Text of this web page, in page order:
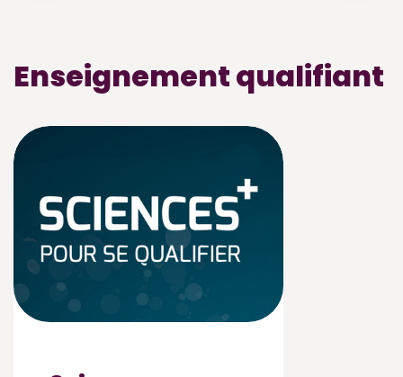
Enseignement qualifiant